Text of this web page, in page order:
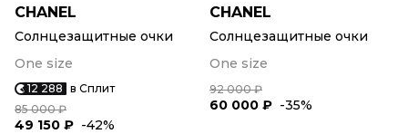
CHANEL
Солнцезащитные очки
One size
12 288 в Сплит
85 000 ₽
49 150 ₽ -42%
CHANEL
Солнцезащитные очки
One size
92 000 ₽
60 000 ₽ -35%